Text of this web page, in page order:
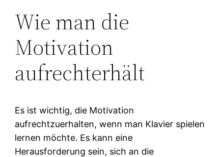
Wie man die
Motivation
aufrechterhält
Es ist wichtig, die Motivation
aufrechtzuerhalten, wenn man Klavier spielen
lernen möchte. Es kann eine
Herausforderung sein, sich an die